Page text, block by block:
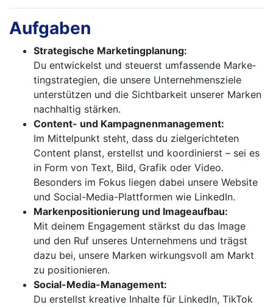
Aufgaben
Strategische Marketingplanung:
Du entwickelst und steuerst umfassende Marke­
tingstrategien, die unsere Unternehmens­ziele
unter­stützen und die Sichtbarkeit unserer Marken
nachhaltig stärken.
Content- und Kampagnenmanagement:
Im Mittelpunkt steht, dass du zielgerichteten
Con­tent planst, erstellst und koordinierst – sei es
in Form von Text, Bild, Grafik oder Video.
Besonders im Fokus liegen dabei unsere Website
und Social-Media-Plattformen wie LinkedIn.
Markenpositionierung und Imageaufbau:
Mit deinem Engagement stärkst du das Image
und den Ruf unseres Unternehmens und trägst
dazu bei, unsere Marken wirkungsvoll am Markt
zu positionieren.
Social-Media-Management:
Du erstellst kreative Inhalte für LinkedIn, TikTok